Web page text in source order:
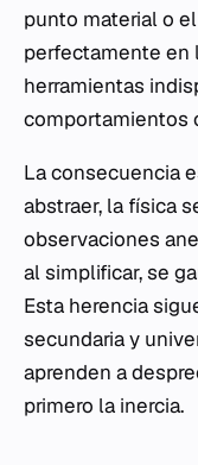
punto material o
perfectamente en
herramientas
comportamientos
La consecuencia
abstraer, la física
observaciones
al simplificar, se
Esta herencia
secundaria y
aprenden a
primero la inercia.